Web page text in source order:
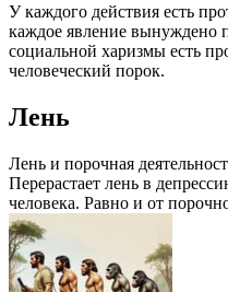
У каждого действия есть
каждое явление вынуждено
социальной харизмы есть
человеческий порок.
Лень
Лень и порочная
Перерастает лень в
человека. Равно и от